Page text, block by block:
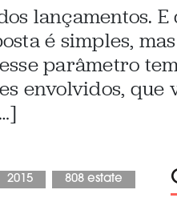
lançamentos.
é simples,
parâmetro
envolvidos, que
2015 808 estate